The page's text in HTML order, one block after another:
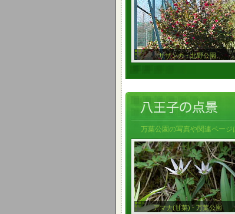
サザンカ - 北野公園
万葉公園の写真や関連ページ
アマナ(甘菜) - 万葉公園